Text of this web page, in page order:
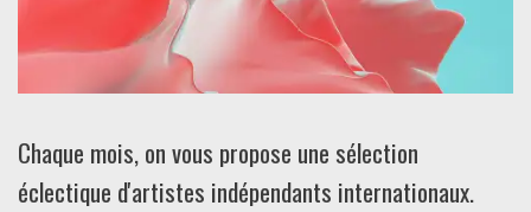
Chaque mois, on vous propose une sélection
éclectique d'artistes indépendants internationaux.